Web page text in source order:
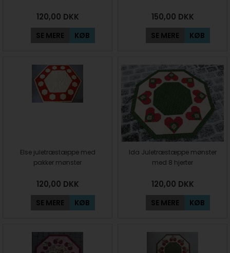
120,00 DKK
SE MERE KØB
150,00 DKK
SE MERE KØB
Else juletræstæppe med
pakker mønster
120,00 DKK
SE MERE KØB
Ida Juletræstæppe mønster
med 8 hjerter
120,00 DKK
SE MERE KØB